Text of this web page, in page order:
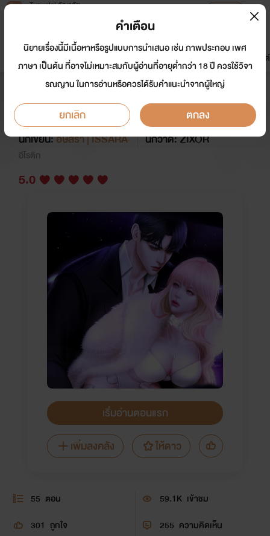
Tunwalai ธัญวลัย
หน้าแรก นิยาย อีบุ๊ก การ์ตูน
มาใหม่
ดรีมแชท ธัญลิสต์
Hot Triplets วิธีเลี้ยงบอดี้การ์ดให้
เชื่องของอายะ
นักเขียน:อิษสรา | ISSARA นักวาด: ZIXOR
อีโรติก
5.0
เริ่มอ่านตอนแรก
เพิ่มลงคลัง
ให้ดาว
55 ตอน 59.1K เข้าชม
301 ถูกใจ 255 ความคิดเห็น
คำเตือน
นิยายเรื่องนี้มีเนื้อหาหรือรูปแบบการนำเสนอ เช่น ภาพประกอบ เพศ
ภาษา เป็นต้น ที่อาจไม่เหมาะสมกับผู้อ่านที่อายุต่ำกว่า 18 ปี ควรใช้วิจา
รณญาน ในการอ่านหรือควรได้รับคำแนะนำจากผู้ใหญ่
ยกเลิก ตกลง